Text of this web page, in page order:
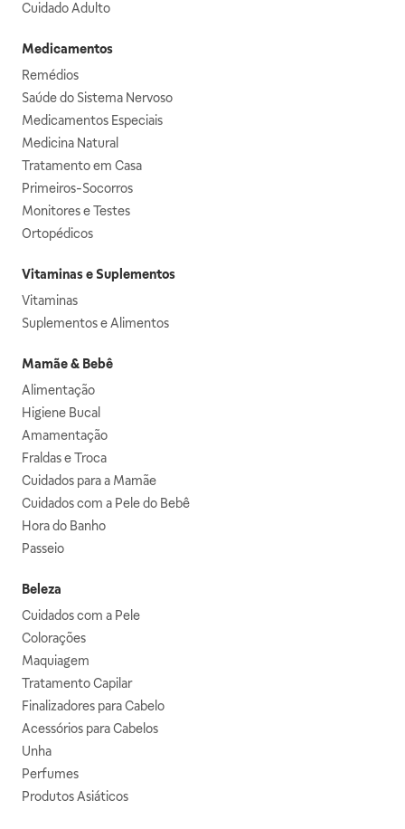
Cuidado Adulto
Medicamentos
Remédios
Saúde do Sistema Nervoso
Medicamentos Especiais
Medicina Natural
Tratamento em Casa
Primeiros-Socorros
Monitores e Testes
Ortopédicos
Vitaminas e Suplementos
Vitaminas
Suplementos e Alimentos
Mamãe & Bebê
Alimentação
Higiene Bucal
Amamentação
Fraldas e Troca
Cuidados para a Mamãe
Cuidados com a Pele do Bebê
Hora do Banho
Passeio
Beleza
Cuidados com a Pele
Colorações
Maquiagem
Tratamento Capilar
Finalizadores para Cabelo
Acessórios para Cabelos
Unha
Perfumes
Produtos Asiáticos